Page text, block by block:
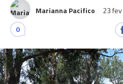
Marianna Pacifico 23
0